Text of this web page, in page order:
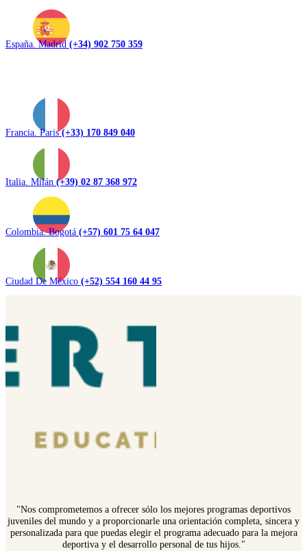
España. Madrid (+34) 902 750 359
Francia. Paris(+33) 170 849 040
Italia. Milán (+39) 02 87 368 972
Colombia. Bogotá (+57) 601 75 64 047
Ciudad De México (+52) 554 160 44 95
"Nos comprometemos a ofrecer sólo los mejores programas deportivos
juveniles del mundo y a proporcionarle una orientación completa, sincera y
personalizada para que puedas elegir el programa adecuado para la mejora
deportiva y el desarrollo personal de tus hijos."